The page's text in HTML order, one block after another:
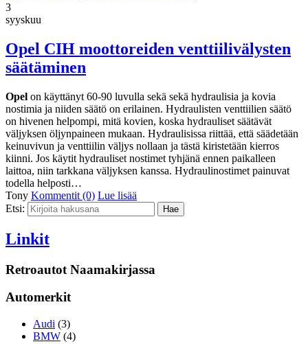
3
syyskuu
Opel CIH moottoreiden venttiilivälysten
säätäminen
Opel on käyttänyt 60-90 luvulla sekä sekä hydraulisia ja kovia
nostimia ja niiden säätö on erilainen. Hydraulisten venttiilien säätö
on hivenen helpompi, mitä kovien, koska hydrauliset säätävät
väljyksen öljynpaineen mukaan. Hydraulisissa riittää, että säädetään
keinuvivun ja venttiilin väljys nollaan ja tästä kiristetään kierros
kiinni. Jos käytit hydrauliset nostimet tyhjänä ennen paikalleen
laittoa, niin tarkkana väljyksen kanssa. Hydraulinostimet painuvat
todella helposti…
Tony Kommentit (0) Lue lisää
Etsi:
Linkit
Retroautot Naamakirjassa
Automerkit
Audi (3)
BMW (4)